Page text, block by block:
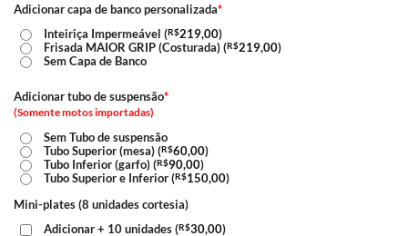
Adicionar capa de banco personalizada*
Inteiriça Impermeável (R$219,00)
Frisada MAIOR GRIP (Costurada) (R$219,00)
Sem Capa de Banco
Adicionar tubo de suspensão*
(Somente motos importadas)
Sem Tubo de suspensão
Tubo Superior (mesa) (R$60,00)
Tubo Inferior (garfo) (R$90,00)
Tubo Superior e Inferior (R$150,00)
Mini-plates (8 unidades cortesia)
Adicionar + 10 unidades (R$30,00)